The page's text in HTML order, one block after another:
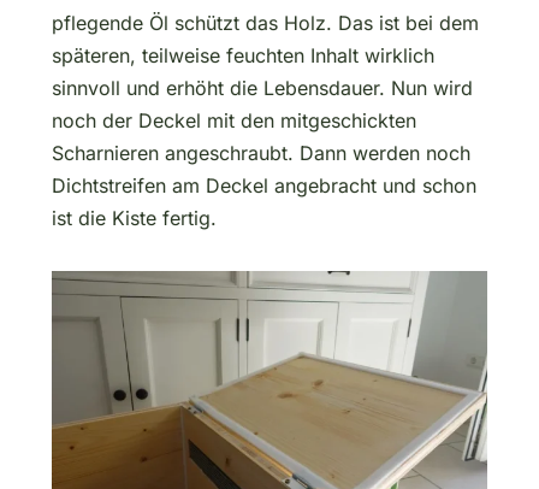
pflegende Öl schützt das Holz. Das ist bei dem
späteren, teilweise feuchten Inhalt wirklich
sinnvoll und erhöht die Lebensdauer. Nun wird
noch der Deckel mit den mitgeschickten
Scharnieren angeschraubt. Dann werden noch
Dichtstreifen am Deckel angebracht und schon
ist die Kiste fertig.